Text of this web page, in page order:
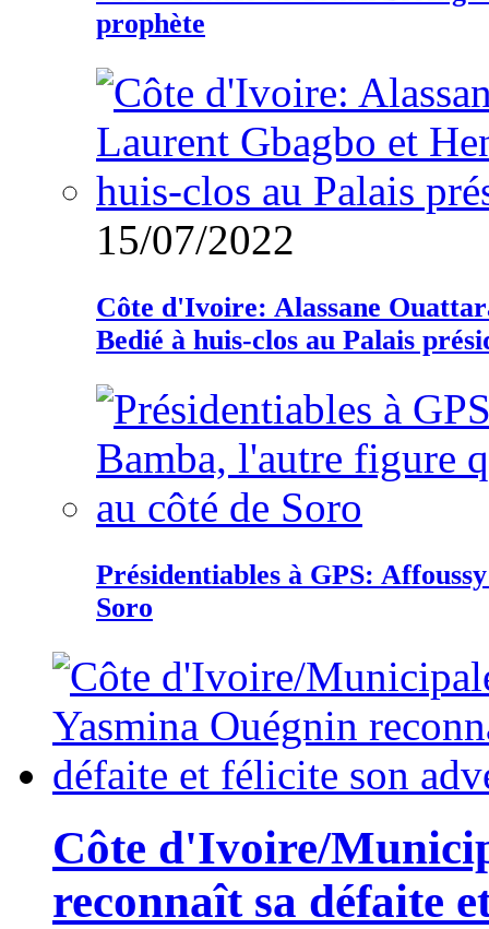
prophète
15/07/2022
Côte d'Ivoire: Alassane
Bedié à huis-clos au Palais
Présidentiables à GPS:
Soro
Côte d'Ivoire/
reconnaît sa défaite